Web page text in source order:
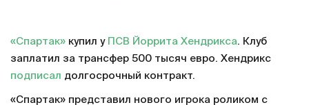
«Спартак» купил у ПСВ Йоррита Хендрикса. Клуб
заплатил за трансфер 500 тысяч евро. Хендрикс
подписал долгосрочный контракт.
«Спартак» представил нового игрока роликом с